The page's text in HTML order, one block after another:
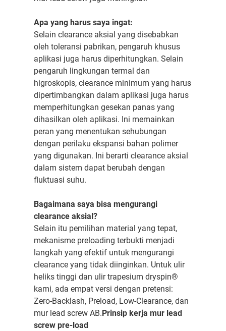
Apa yang harus saya ingat:
Selain clearance aksial yang disebabkan
oleh toleransi pabrikan, pengaruh khusus
aplikasi juga harus diperhitungkan. Selain
pengaruh lingkungan termal dan
higroskopis, clearance minimum yang harus
dipertimbangkan dalam aplikasi juga harus
memperhitungkan gesekan panas yang
dihasilkan oleh aplikasi. Ini memainkan
peran yang menentukan sehubungan
dengan perilaku ekspansi bahan polimer
yang digunakan. Ini berarti clearance aksial
dalam sistem dapat berubah dengan
fluktuasi suhu.
Bagaimana saya bisa mengurangi
clearance aksial?
Selain itu pemilihan material yang tepat,
mekanisme preloading terbukti menjadi
langkah yang efektif untuk mengurangi
clearance yang tidak diinginkan. Untuk ulir
heliks tinggi dan ulir trapesium dryspin®
kami, ada empat versi dengan pretensi:
Zero-Backlash, Preload, Low-Clearance, dan
mur lead screw AB.Prinsip kerja mur lead
screw pre-load